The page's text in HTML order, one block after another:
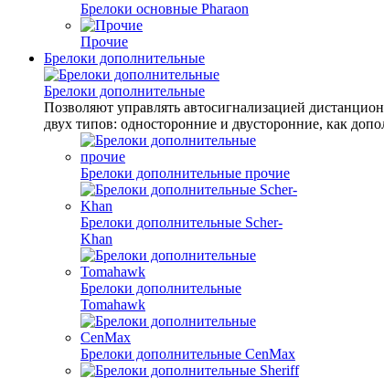
Брелоки основные Pharaon
Прочие
Брелоки дополнительные
Брелоки дополнительные
Позволяют управлять автосигнализацией
двух типов: односторонние и двусторонние, как
Брелоки дополнительные прочие
Брелоки дополнительные Scher-
Khan
Брелоки дополнительные
Tomahawk
Брелоки дополнительные CenMax